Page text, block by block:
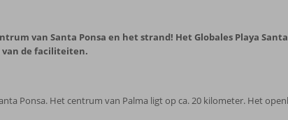
van Santa Ponsa en het strand! Het Globales Playa
van de faciliteiten.
Ponsa. Het centrum van Palma ligt op ca. 20 kilometer. Het